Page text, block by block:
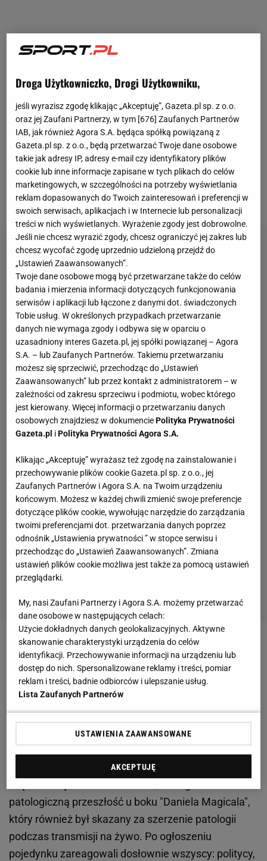
roku. Wówczas w oktagonie zobaczyliśmy m.in.
Zbigniewem Bartmanem czy błyskawiczną porażkę
Marcina Najmana z Andrzejem Fonfarą. Na 28
października federacja zaplanowała kolejne
wydarzenie, które zapowiada się równie ciekawie,
jednak na kilka dni przed galą organizacja wpadła w
poważne tarapaty.
Zobacz wideoDlaczego Polacy kochają freak fighty?
"To jest zajeb***"
Clout MMA nie przemyślało tej walki. Fani,
eksperci i politycy oburzeni
"Nikitą" Bielą. Pierwsza z nich ma 50 lat i wyrok za
patologiczną przeszłość u boku "Daniela Magicala",
który również był skazany za szerzenie patologii
podczas transmisji na żywo. Po ogłoszeniu
pojedynku zareagowali dosłownie wszyscy: politycy,
Droga Użytkowniczko, Drogi Użytkowniku,
jeśli wyrazisz zgodę klikając „Akceptuję”, Gazeta.pl sp. z o.o.
oraz jej Zaufani Partnerzy, w tym [676] Zaufanych Partnerów
IAB, jak również Agora S.A. będąca spółką powiązaną z
Gazeta.pl sp. z o.o., będą przetwarzać Twoje dane osobowe
takie jak adresy IP, adresy e-mail czy identyfikatory plików
cookie lub inne informacje zapisane w tych plikach do celów
marketingowych, w szczególności na potrzeby wyświetlania
reklam dopasowanych do Twoich zainteresowań i preferencji w
swoich serwisach, aplikacjach i w Internecie lub personalizacji
treści w nich wyświetlanych. Wyrażenie zgody jest dobrowolne.
Jeśli nie chcesz wyrazić zgody, chcesz ograniczyć jej zakres lub
chcesz wycofać zgodę uprzednio udzieloną przejdź do
„Ustawień Zaawansowanych”.
Twoje dane osobowe mogą być przetwarzane także do celów
badania i mierzenia informacji dotyczących funkcjonowania
serwisów i aplikacji lub łączone z danymi dot. świadczonych
Tobie usług. W określonych przypadkach przetwarzanie
danych nie wymaga zgody i odbywa się w oparciu o
uzasadniony interes Gazeta.pl, jej spółki powiązanej – Agora
S.A. – lub Zaufanych Partnerów. Takiemu przetwarzaniu
możesz się sprzeciwić, przechodząc do „Ustawień
Zaawansowanych” lub przez kontakt z administratorem – w
zależności od zakresu sprzeciwu i podmiotu, wobec którego
jest kierowany. Więcej informacji o przetwarzaniu danych
osobowych znajdziesz w dokumenciePolityka Prywatności
Gazeta.pl iPolityka Prywatności Agora S.A.
Klikając „Akceptuję” wyrażasz też zgodę na zainstalowanie i
przechowywanie plików cookie Gazeta.pl sp. z o.o., jej
Zaufanych Partnerów i Agora S.A. na Twoim urządzeniu
końcowym. Możesz w każdej chwili zmienić swoje preferencje
dotyczące plików cookie, wywołując narzędzie do zarządzania
twoimi preferencjami dot. przetwarzania danych poprzez
odnośnik „Ustawienia prywatności ” w stopce serwisu i
przechodząc do „Ustawień Zaawansowanych”. Zmiana
ustawień plików cookie możliwa jest także za pomocą ustawień
przeglądarki.
My, nasi Zaufani Partnerzy i Agora S.A. możemy przetwarzać
dane osobowe w następujących celach:
Użycie dokładnych danych geolokalizacyjnych. Aktywne
skanowanie charakterystyki urządzenia do celów
identyfikacji. Przechowywanie informacji na urządzeniu lub
dostęp do nich. Spersonalizowane reklamy i treści, pomiar
reklam i treści, badnie odbiorców i ulepszanie usług.
Lista Zaufanych Partnerów
USTAWIENIA ZAAWANSOWANE
AKCEPTUJĘ